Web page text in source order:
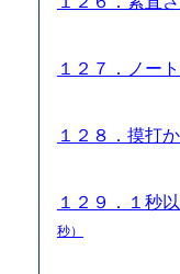
１２７．ノー
１２８．摸打
１２９．１秒
秒）